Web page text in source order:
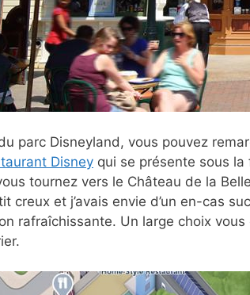
parc Disneyland, vous pouvez
Disney qui se présente sous la
tournez vers le Château de la
creux et j’avais envie d’un en-cas
rafraîchissante. Un large choix